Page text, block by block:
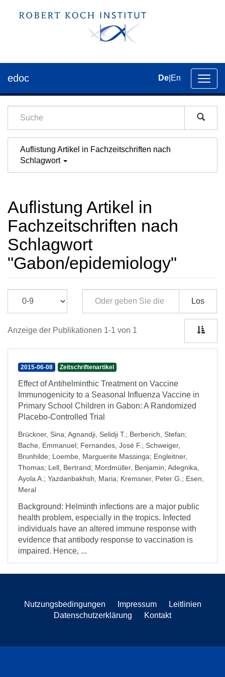
der
edoc De En
Auflistung Artikel in Fachzeitschriften nach
Schlagwort
Auflistung Artikel in
Fachzeitschriften nach
Schlagwort
"Gabon/epidemiology"
Los
Anzeige der Publikationen 1-1 von 1
2015-06-08 Zeitschriftenartikel
Effect of Antihelminthic Treatment on Vaccine
Immunogenicity to a Seasonal Influenza Vaccine in
Primary School Children in Gabon: A Randomized
Placebo-Controlled Trial
Brückner, Sina; Agnandji, Selidji T.; Berberich, Stefan;
Bache, Emmanuel; Fernandes, José F. ; Schweiger,
Brunhilde; Loembe, Marguerite Massinga; Engleitner,
Thomas; Lell, Bertrand; Mordmüller, Benjamin; Adegnika,
Ayola A. ; Yazdanbakhsh, Maria; Kremsner, Peter G. ; Esen,
Meral
Background: Helminth infections are a major public
health problem, especially in the tropics. Infected
individuals have an altered immune response with
evidence that antibody response to vaccination is
impaired. Hence, ...
Nutzungsbedingungen Impressum
Leitlinien
Datenschutzerklärung
Kontakt